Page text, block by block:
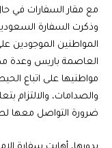
مع مقار السفارات في
وذكرت السفارة السعودية
المواطنين الموجودين
العاصمة باريس وعدة
مواطنيها على اتباع
والصدامات، والالتزام
ضرورة التواصل معها